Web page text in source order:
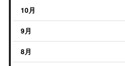
10月
9月
8月